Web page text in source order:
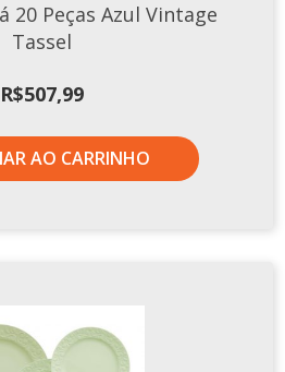
20 Peças Azul Vintage
Tassel
R$507,99
AO CARRINHO